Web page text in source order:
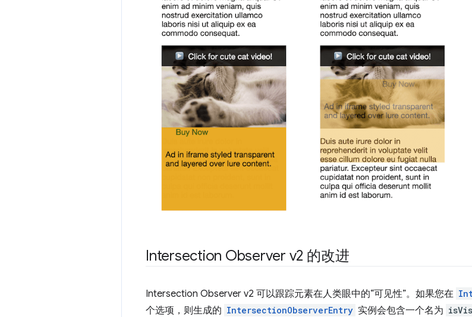
Intersection Observer v2 的改进
Intersection Observer v2 可以跟踪元素在人类眼中的“可见性”。如果您在
个选项，则生成的 IntersectionObserverEntry 实例会包含一个名为